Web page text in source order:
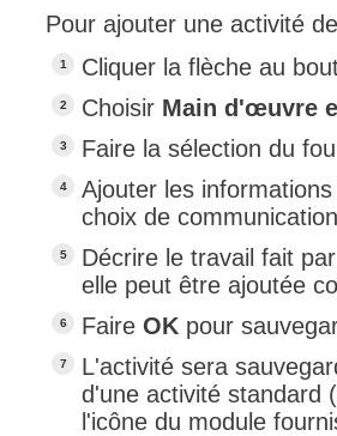
Pour ajouter une activité
Cliquer la flèche au
Choisir Main d'œuvre
Faire la sélection du
Ajouter les
choix de
Décrire le travail fait
elle peut être ajoutée
Faire OK pour
L'activité sera
d'une activité standard
l'icône du module